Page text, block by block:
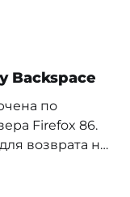
Backspace
по
Firefox 86.
возврата на
строке